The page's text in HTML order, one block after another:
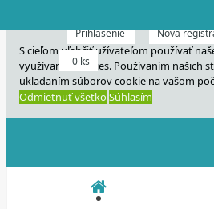
S cieľom uľahčiť užívateľom používať
využívame cookies. Používaním našich
ukladaním súborov cookie na vašom
Odmietnuť všetko Súhlasím
Prihlásenie Nová
0 ks